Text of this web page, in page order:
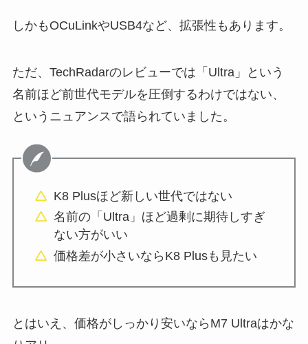
しかもOCuLinkやUSB4など、拡張性もあります。
ただ、TechRadarのレビューでは「Ultra」という
名前ほど前世代モデルを圧倒するわけではない、
というニュアンスで語られていました。
K8 Plusほど新しい世代ではない
名前の「Ultra」ほど過剰に期待しすぎ
ない方がいい
価格差が小さいならK8 Plusも見たい
とはいえ、価格がしっかり安いならM7 Ultraはかな